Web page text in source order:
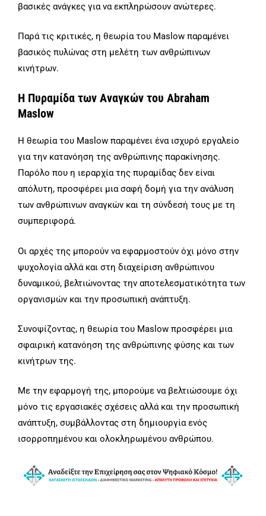
βασικές ανάγκες για να εκπληρώσουν ανώτερες.
Παρά τις κριτικές, η θεωρία του Maslow παραμένει
βασικός πυλώνας στη μελέτη των ανθρώπινων
κινήτρων.
Η Πυραμίδα των Αναγκών του Abraham
Maslow
Η θεωρία του Maslow παραμένει ένα ισχυρό εργαλείο
για την κατανόηση της ανθρώπινης παρακίνησης.
Παρόλο που η ιεραρχία της πυραμίδας δεν είναι
απόλυτη, προσφέρει μια σαφή δομή για την ανάλυση
των ανθρώπινων αναγκών και τη σύνδεσή τους με τη
συμπεριφορά.
Οι αρχές της μπορούν να εφαρμοστούν όχι μόνο στην
ψυχολογία αλλά και στη διαχείριση ανθρώπινου
δυναμικού, βελτιώνοντας την αποτελεσματικότητα των
οργανισμών και την προσωπική ανάπτυξη.
Συνοψίζοντας, η θεωρία του Maslow προσφέρει μια
σφαιρική κατανόηση της ανθρώπινης φύσης και των
κινήτρων της.
Με την εφαρμογή της, μπορούμε να βελτιώσουμε όχι
μόνο τις εργασιακές σχέσεις αλλά και την προσωπική
ανάπτυξη, συμβάλλοντας στη δημιουργία ενός
ισορροπημένου και ολοκληρωμένου ανθρώπου.